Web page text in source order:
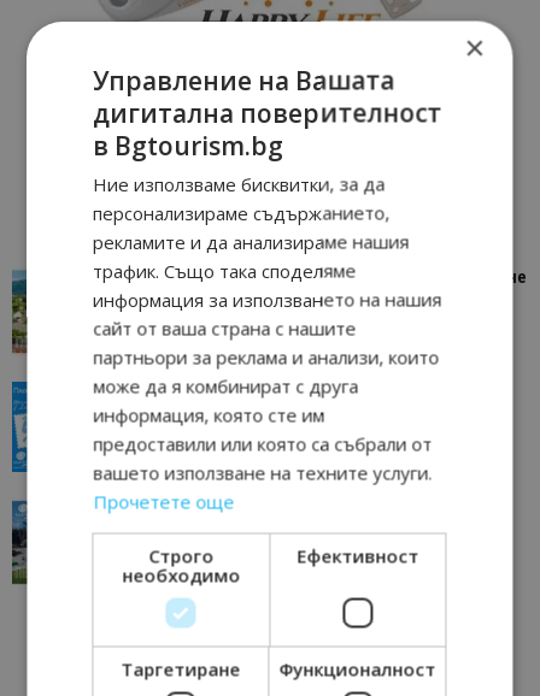
“Пощенска картичка от…”: Петрич – Изживяване
отвъд очакваното
Петрич 11/07/2026 11:22
“Пощенска картичка от…”: Пловдив, градът на
всички времена
Пловдив 23/06/2026 10:00
“Пощенска картичка от…”: Перник – град на
традициите, културата и вдъхновяващите...
Перник 17/06/2026 09:01
×
Управление на Вашата
дигитална поверителност
в Bgtourism.bg
Ние използваме бисквитки, за да
персонализираме съдържанието,
рекламите и да анализираме нашия
трафик. Също така споделяме
информация за използването на нашия
сайт от ваша страна с нашите
партньори за реклама и анализи, които
може да я комбинират с друга
информация, която сте им
предоставили или която са събрали от
вашето използване на техните услуги.
Прочетете още
Строго
необходимо
Ефективност
Таргетиране Функционалност